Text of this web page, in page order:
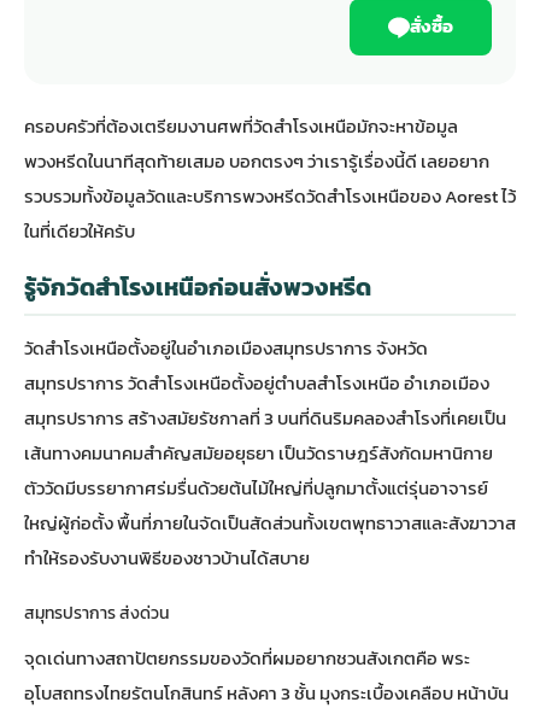
สั่งซื้อ
ครอบครัวที่ต้องเตรียมงานศพที่วัดสำโรงเหนือมักจะหาข้อมูล
พวงหรีดในนาทีสุดท้ายเสมอ บอกตรงๆ ว่าเรารู้เรื่องนี้ดี เลยอยาก
รวบรวมทั้งข้อมูลวัดและบริการพวงหรีดวัดสำโรงเหนือของ Aorest ไว้
ในที่เดียวให้ครับ
รู้จักวัดสำโรงเหนือก่อนสั่งพวงหรีด
วัดสำโรงเหนือตั้งอยู่ในอำเภอเมืองสมุทรปราการ จังหวัด
สมุทรปราการ วัดสำโรงเหนือตั้งอยู่ตำบลสำโรงเหนือ อำเภอเมือง
สมุทรปราการ สร้างสมัยรัชกาลที่ 3 บนที่ดินริมคลองสำโรงที่เคยเป็น
เส้นทางคมนาคมสำคัญสมัยอยุธยา เป็นวัดราษฎร์สังกัดมหานิกาย
ตัววัดมีบรรยากาศร่มรื่นด้วยต้นไม้ใหญ่ที่ปลูกมาตั้งแต่รุ่นอาจารย์
ใหญ่ผู้ก่อตั้ง พื้นที่ภายในจัดเป็นสัดส่วนทั้งเขตพุทธาวาสและสังฆาวาส
ทำให้รองรับงานพิธีของชาวบ้านได้สบาย
สมุทรปราการ ส่งด่วน
จุดเด่นทางสถาปัตยกรรมของวัดที่ผมอยากชวนสังเกตคือ พระ
อุโบสถทรงไทยรัตนโกสินทร์ หลังคา 3 ชั้น มุงกระเบื้องเคลือบ หน้าบัน